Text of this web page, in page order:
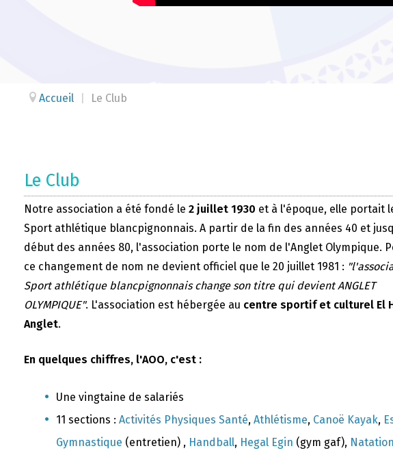
Accueil Le Club
Le Club
Notre association a été fondé le 2 juillet 1930 et à l'époque, elle portait
Sport athlétique blancpignonnais. A partir de la fin des années 40 et
début des années 80, l'association porte le nom de l'Anglet Olympique.
ce changement de nom ne devient officiel que le 20 juillet 1981 :
Sport athlétique blancpignonnais change son titre qui devient ANGLET
OLYMPIQUE". L'association est hébergée au centre sportif et culturel El
Anglet.
En quelques chiffres, l'AOO, c'est :
Une vingtaine de salariés
11 sections : Activités Physiques Santé, Athlétisme, Canoë Kayak,
Gymnastique (entretien) , Handball, Hegal Egin (gym gaf), Natation